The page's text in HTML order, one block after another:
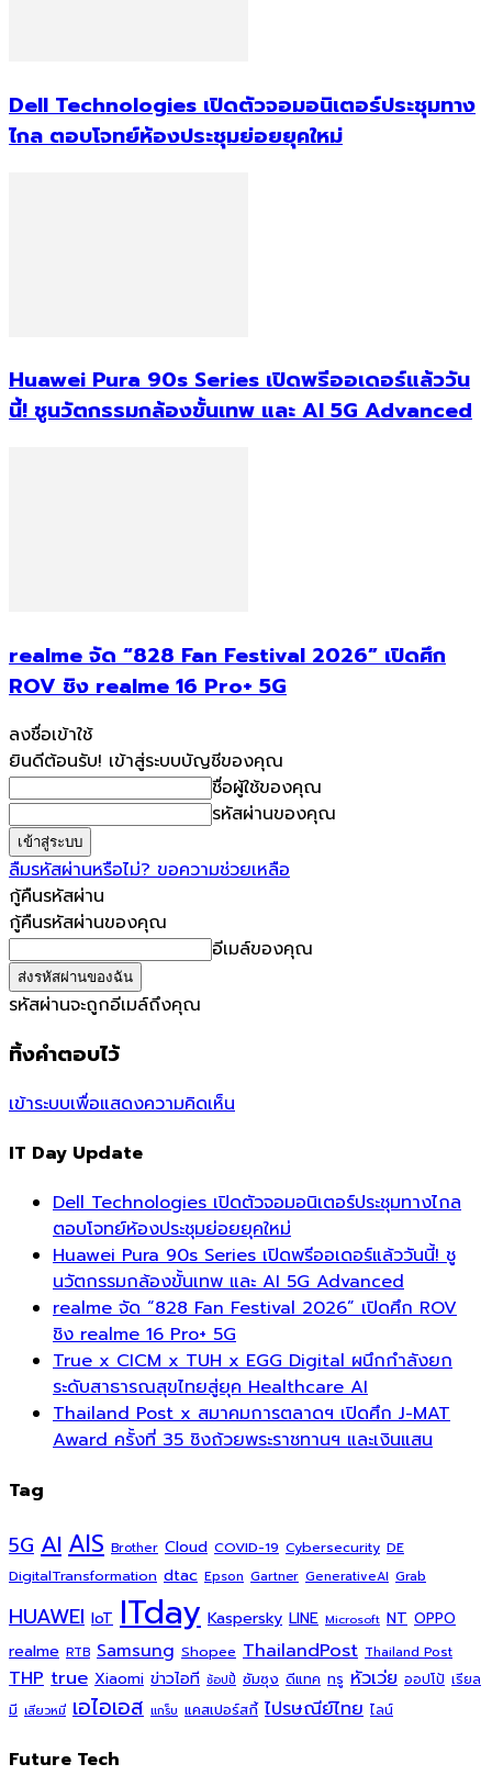
Dell Technologies เปิดตัวจอมอนิเตอร์ประชุมทาง
ไกล ตอบโจทย์ห้องประชุมย่อยยุคใหม่
Huawei Pura 90s Series เปิดพรีออเดอร์แล้ววัน
นี้! ชูนวัตกรรมกล้องขั้นเทพ และ AI 5G Advanced
realme จัด “828 Fan Festival 2026” เปิดศึก
ROV ชิง realme 16 Pro+ 5G
ลงชื่อเข้าใช้
ยินดีต้อนรับ! เข้าสู่ระบบบัญชีของคุณ
ชื่อผู้ใช้ของคุณ
รหัสผ่านของคุณ
ลืมรหัสผ่านหรือไม่? ขอความช่วยเหลือ
กู้คืนรหัสผ่าน
กู้คืนรหัสผ่านของคุณ
อีเมล์ของคุณ
รหัสผ่านจะถูกอีเมล์ถึงคุณ
ทิ้งคำตอบไว้
เข้าระบบเพื่อแสดงความคิดเห็น
IT Day Update
Dell Technologies เปิดตัวจอมอนิเตอร์ประชุมทางไกล
ตอบโจทย์ห้องประชุมย่อยยุคใหม่
Huawei Pura 90s Series เปิดพรีออเดอร์แล้ววันนี้! ชู
นวัตกรรมกล้องขั้นเทพ และ AI 5G Advanced
realme จัด “828 Fan Festival 2026” เปิดศึก ROV
ชิง realme 16 Pro+ 5G
True x CICM x TUH x EGG Digital ผนึกกำลังยก
ระดับสาธารณสุขไทยสู่ยุค Healthcare AI
Thailand Post x สมาคมการตลาดฯ เปิดศึก J-MAT
Award ครั้งที่ 35 ชิงถ้วยพระราชทานฯ และเงินแสน
Tag
5G AI AIS Brother Cloud COVID-19 Cybersecurity DE
DigitalTransformation dtac Epson Gartner GenerativeAI Grab
HUAWEI IoT ITday Kaspersky LINE Microsoft NT OPPO
realme RTB Samsung Shopee ThailandPost Thailand Post
THP true Xiaomi ข่าวไอที ช้อปปี้ ซัมซุง ดีแทค ทรู หัวเว่ย ออปโป้ เรียล
มี เสียวหมี่ เอไอเอส แกร็บ แคสเปอร์สกี้ ไปรษณีย์ไทย ไลน์
Future Tech